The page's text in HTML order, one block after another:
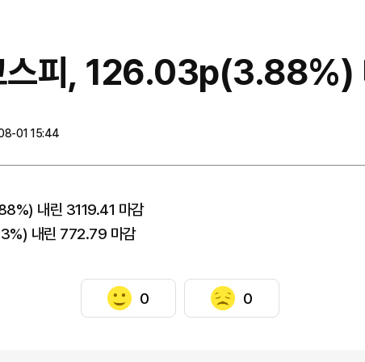
스피, 126.03p(3.88%)
01 15:44
내린 3119.41 마감
내린 772.79 마감
0 0